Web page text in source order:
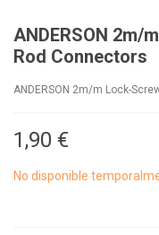
ANDERSON 2m/
Rod Connectors
ANDERSON 2m/m Lock-
1,90 €
No disponible